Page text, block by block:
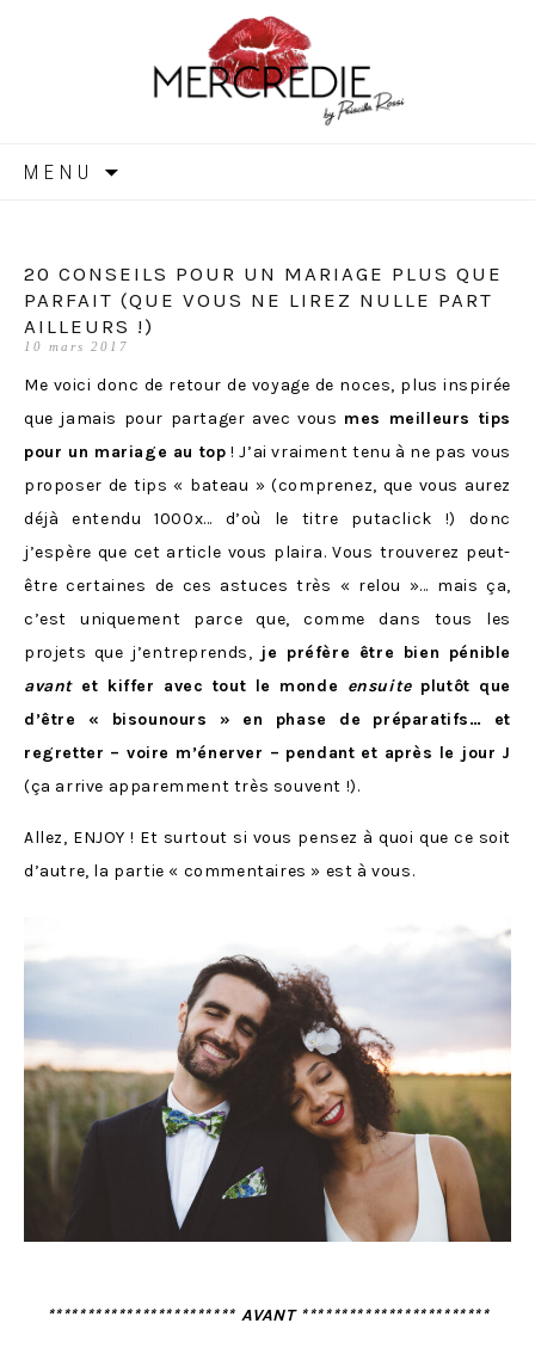
MERCREDIE
MENU
20 CONSEILS POUR UN MARIAGE PLUS QUE
PARFAIT (QUE VOUS NE LIREZ NULLE PART
AILLEURS !)
10 mars 2017
Me voici donc de retour de voyage de noces, plus inspirée
que jamais pour partager avec vous mes meilleurs tips
pour un mariage au top ! J’ai vraiment tenu à ne pas vous
proposer de tips « bateau » (comprenez, que vous aurez
déjà entendu 1000x… d’où le titre putaclick !) donc
j’espère que cet article vous plaira. Vous trouverez peut-
être certaines de ces astuces très « relou »… mais ça,
c’est uniquement parce que, comme dans tous les
projets que j’entreprends, je préfère être bien pénible
avant et kiffer avec tout le monde ensuiteplutôt que
d’être « bisounours » en phase de préparatifs… et
regretter – voire m’énerver – pendant et après le jour J
(ça arrive apparemment très souvent !).
Allez, ENJOY ! Et surtout si vous pensez à quoi que ce soit
d’autre, la partie « commentaires » est à vous.
************************ AVANT ************************